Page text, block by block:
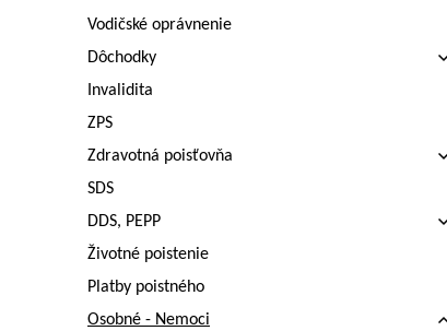
Vodičské oprávnenie
Dôchodky
Invalidita
ZPS
Zdravotná poisťovňa
SDS
DDS, PEPP
Životné poistenie
Platby poistného
Osobné - Nemoci